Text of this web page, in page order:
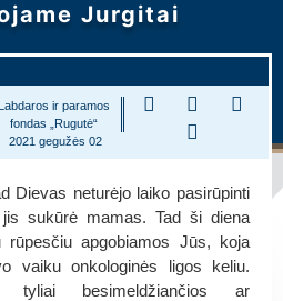
Jurgitai
Labdaros ir paramos
fondas „Rugutė“
2021 gegužės 02
Dievas neturėjo laiko pasirūpinti
sukūrė mamas. Tad ši diena
rūpesčiu apgobiamos Jūs, koja
vaiku onkologinės ligos keliu.
tyliai besimeldžiančios ar